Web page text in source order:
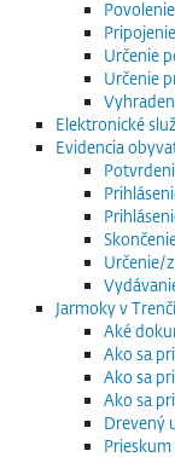
Určenie
Určenie
Elektronické
Evidencia
Určenie/
Jarmoky v
Aké
Ako sa
Ako sa
Ako sa
Drevený